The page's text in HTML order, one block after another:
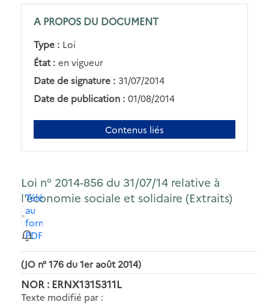
A PROPOS DU DOCUMENT
Type : Loi
État : en vigueur
Date de signature : 31/07/2014
Date de publication : 01/08/2014
Contenus liés
Loi n° 2014-856 du 31/07/14 relative à
l'économie sociale et solidaire (Extraits)
Télécharger
au
format
PDF
(JO n° 176 du 1er août 2014)
NOR : ERNX1315311L
Texte modifié par :